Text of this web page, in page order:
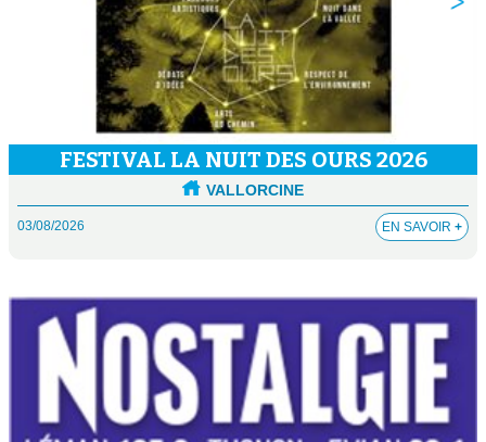
FESTIVAL LA NUIT DES OURS 2026
VALLORCINE
03/08/2026 EN SAVOIR +